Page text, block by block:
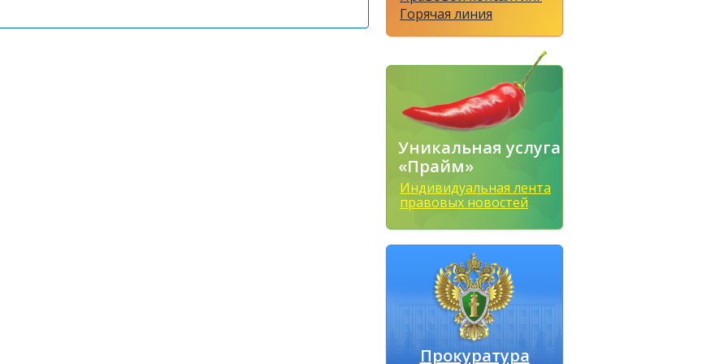
Горячая линия
Уникальная услуга
«Прайм»
Индивидуальная лента
правовых новостей
Прокуратура